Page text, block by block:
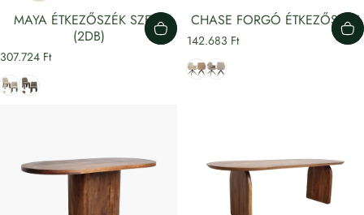
MAYA ÉTKEZŐSZÉK SZETT
(2DB)
307.724 Ft
BézsBarna
CHASE FORGÓ ÉTKEZŐSZÉK
142.683 Ft
Bézsvilágosbarna